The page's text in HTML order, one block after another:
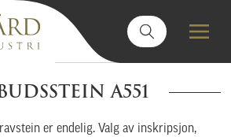
A551
er endelig. Valg av inskripsjon,